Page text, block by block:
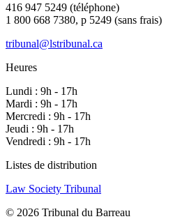
416 947 5249 (téléphone)
1 800 668 7380, p 5249 (sans frais)
tribunal@lstribunal.ca
Heures
Lundi : 9h - 17h
Mardi : 9h - 17h
Mercredi : 9h - 17h
Jeudi : 9h - 17h
Vendredi : 9h - 17h
Listes de distribution
Law Society Tribunal
© 2026 Tribunal du Barreau